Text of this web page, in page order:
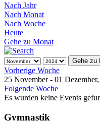
Nach Jahr
Nach Monat
Nach Woche
Heute
Gehe zu Monat
Gehe zu
Vorherige Woche
25 November - 01
Folgende Woche
Es wurden keine Events
Gymnastik